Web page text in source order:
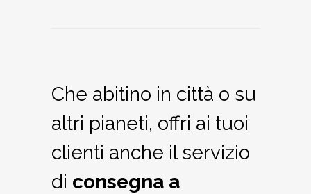
Che abitino in città o su
altri pianeti, offri ai tuoi
clienti anche il servizio
di consegna a